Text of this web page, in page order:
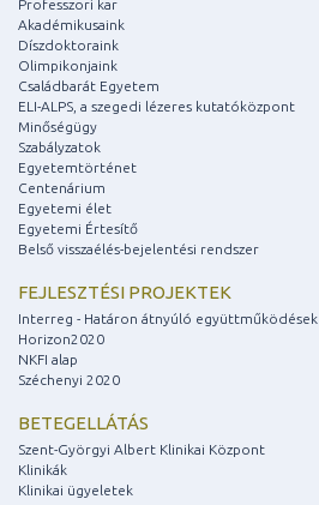
Professzori kar
Akadémikusaink
Díszdoktoraink
Olimpikonjaink
Családbarát Egyetem
ELI-ALPS, a szegedi lézeres kutatóközpont
Minőségügy
Szabályzatok
Egyetemtörténet
Centenárium
Egyetemi élet
Egyetemi Értesítő
Belső visszaélés-bejelentési rendszer
FEJLESZTÉSI PROJEKTEK
Interreg - Határon átnyúló együttműködések
Horizon2020
NKFI alap
Széchenyi 2020
BETEGELLÁTÁS
Szent-Györgyi Albert Klinikai Központ
Klinikák
Klinikai ügyeletek